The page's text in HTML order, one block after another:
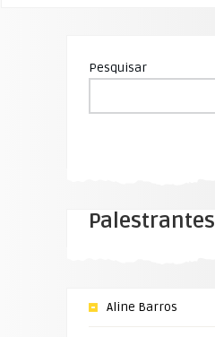
Pesquisar
Palestrantes
Aline Barros